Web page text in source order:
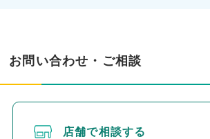
お問い合わせ・ご相談
店舗で相談する